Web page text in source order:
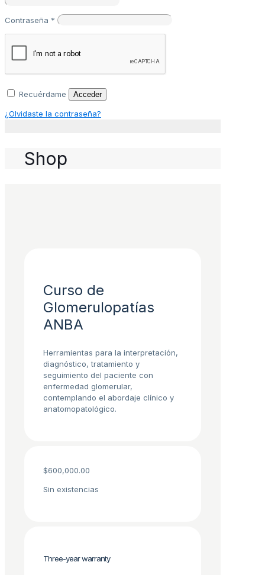
Contraseña *
Recuérdame Acceder
¿Olvidaste la contraseña?
Shop
Curso de
Glomerulopatías
ANBA
Herramientas para la interpretación,
diagnóstico, tratamiento y
seguimiento del paciente con
enfermedad glomerular,
contemplando el abordaje clínico y
anatomopatológico.
$600,000.00
Sin existencias
Three-year warranty